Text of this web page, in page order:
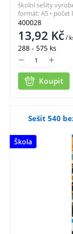
400028
13,92 Kč/
288 - 575 ks
Koupit
školní sešity
formát: A5 • počet
Škola
Sešit 540